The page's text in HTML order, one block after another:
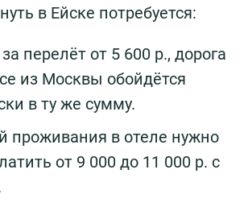
в Ейске потребуется:
перелёт от 5 600 р., дорога
из Москвы обойдётся
в ту же сумму.
проживания в отеле нужно
от 9 000 до 11 000 р. с